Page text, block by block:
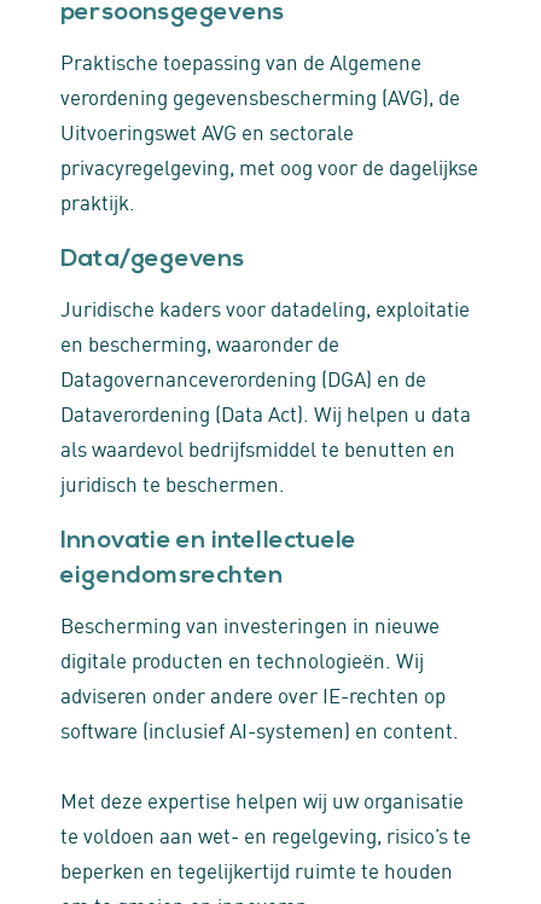
persoonsgegevens
Praktische toepassing van de Algemene
verordening gegevensbescherming (AVG), de
Uitvoeringswet AVG en sectorale
privacyregelgeving, met oog voor de dagelijkse
praktijk.
Data/gegevens
Juridische kaders voor datadeling, exploitatie
en bescherming, waaronder de
Datagovernanceverordening (DGA) en de
Dataverordening (Data Act). Wij helpen u data
als waardevol bedrijfsmiddel te benutten en
juridisch te beschermen.
Innovatie en intellectuele
eigendomsrechten
Bescherming van investeringen in nieuwe
digitale producten en technologieën. Wij
adviseren onder andere over IE-rechten op
software (inclusief AI-systemen) en content.
Met deze expertise helpen wij uw organisatie
te voldoen aan wet- en regelgeving, risico’s te
beperken en tegelijkertijd ruimte te houden